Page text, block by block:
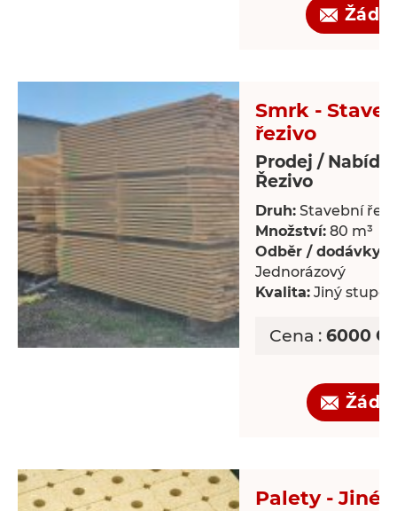
Smrk -
řezivo
Prodej /
Řezivo
Druh: Stavební
Množství: 80 m³
Odběr / dodávky:
Jednorázový
Kvalita: Jiný
Cena : 6000
Palety - Jiné